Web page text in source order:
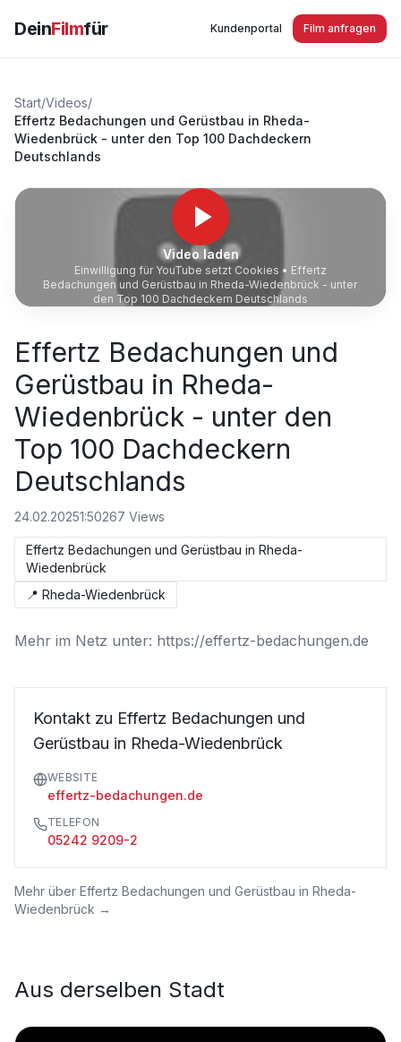
DeinFilmfür Kundenportal Film anfragen
Start/Videos/
Effertz Bedachungen und Gerüstbau in Rheda-
Wiedenbrück - unter den Top 100 Dachdeckern
Deutschlands
Video laden
Einwilligung für YouTube setzt Cookies • Effertz
Bedachungen und Gerüstbau in Rheda-Wiedenbrück - unter
den Top 100 Dachdeckern Deutschlands
Effertz Bedachungen und
Gerüstbau in Rheda-
Wiedenbrück - unter den
Top 100 Dachdeckern
Deutschlands
24.02.20251:50267 Views
Effertz Bedachungen und Gerüstbau in Rheda-
Wiedenbrück
📍 Rheda-Wiedenbrück
Mehr im Netz unter: https://effertz-bedachungen.de
Kontakt zu Effertz Bedachungen und
Gerüstbau in Rheda-Wiedenbrück
WEBSITE
effertz-bedachungen.de
TELEFON
05242 9209-2
Mehr über Effertz Bedachungen und Gerüstbau in Rheda-
Wiedenbrück →
Aus derselben Stadt